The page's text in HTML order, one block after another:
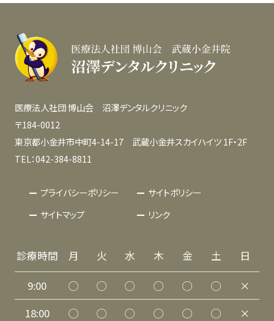
医療法人社団 博山会 沼澤デンタルクリニック
〒184-0012
東京都小金井市中町4-14-17 武蔵小金井スカイハイツ 1F・2F
TEL：042-384-8811
プライバシーポリシー
サイトポリシー
サイトマップ
リンク
診療時間 月 火 水 木 金 土 日
9:00 ◯ ◯ ◯ ◯ ◯ ◯
×
18:00
◯ ◯ ◯ ◯ ◯ ◯ ×